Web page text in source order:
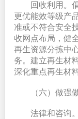
回收利用。
更优能效等级产
准或不符合安全
收网点布局，健
再生资源分拣中
务。建立再生材
深化重点再生材
（六）做强
法律和咨询